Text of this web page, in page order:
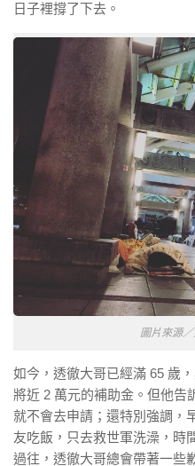
日子裡撐了下去。
圖片來源
如今，透徹大哥已經滿 65 歲
將近 2 萬元的補助金。但他告
就不會去申請；還特別強調，
友吃飯，只去救世軍洗澡，時
過往，透徹大哥總會帶著一些